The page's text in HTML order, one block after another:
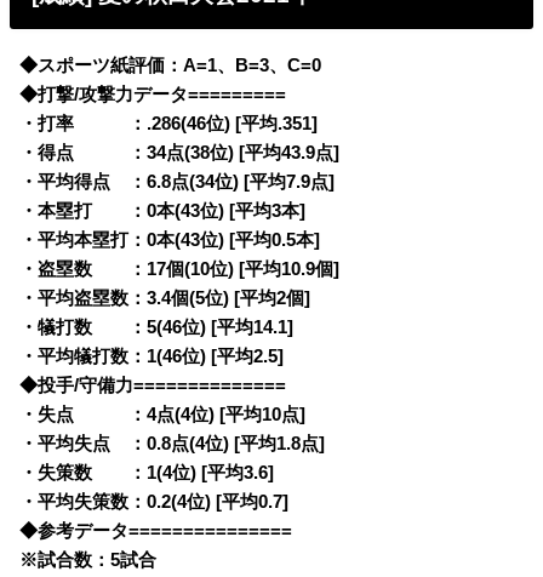
◆スポーツ紙評価：A=1、B=3、C=0
◆打撃/攻撃力データ=========
・打率 ：.286(46位) [平均.351]
・得点 ：34点(38位) [平均43.9点]
・平均得点 ：6.8点(34位) [平均7.9点]
・本塁打 ：0本(43位) [平均3本]
・平均本塁打：0本(43位) [平均0.5本]
・盗塁数 ：17個(10位) [平均10.9個]
・平均盗塁数：3.4個(5位) [平均2個]
・犠打数 ：5(46位) [平均14.1]
・平均犠打数：1(46位) [平均2.5]
◆投手/守備力==============
・失点 ：4点(4位) [平均10点]
・平均失点 ：0.8点(4位) [平均1.8点]
・失策数 ：1(4位) [平均3.6]
・平均失策数：0.2(4位) [平均0.7]
◆参考データ===============
※試合数：5試合